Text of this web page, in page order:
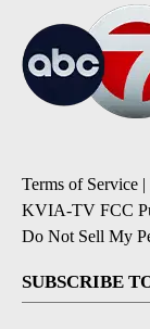
Terms of Service |
KVIA-TV FCC
Do Not Sell My
SUBSCRIBE